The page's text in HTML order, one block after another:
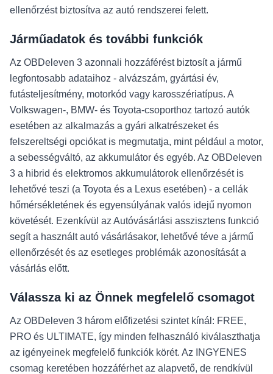
ellenőrzést biztosítva az autó rendszerei felett.
Járműadatok és további funkciók
Az OBDeleven 3 azonnali hozzáférést biztosít a jármű
legfontosabb adataihoz - alvázszám, gyártási év,
futásteljesítmény, motorkód vagy karosszériatípus. A
Volkswagen-, BMW- és Toyota-csoporthoz tartozó autók
esetében az alkalmazás a gyári alkatrészeket és
felszereltségi opciókat is megmutatja, mint például a motor,
a sebességváltó, az akkumulátor és egyéb. Az OBDeleven
3 a hibrid és elektromos akkumulátorok ellenőrzését is
lehetővé teszi (a Toyota és a Lexus esetében) - a cellák
hőmérsékletének és egyensúlyának valós idejű nyomon
követését. Ezenkívül az Autóvásárlási asszisztens funkció
segít a használt autó vásárlásakor, lehetővé téve a jármű
ellenőrzését és az esetleges problémák azonosítását a
vásárlás előtt.
Válassza ki az Önnek megfelelő csomagot
Az OBDeleven 3 három előfizetési szintet kínál: FREE,
PRO és ULTIMATE, így minden felhasználó kiválaszthatja
az igényeinek megfelelő funkciók körét. Az INGYENES
csomag keretében hozzáférhet az alapvető, de rendkívül